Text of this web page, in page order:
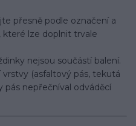
přesně podle označení a
lze doplnit trvale
nejsou součástí balení.
vrstvy (asfaltový pás, tekutá
pás nepřečníval odváděcí